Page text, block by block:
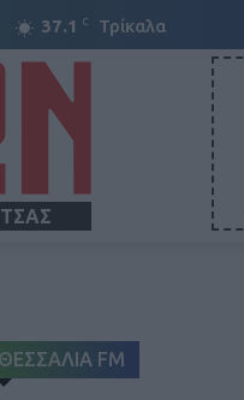
37.1 C Τρίκαλα
ΘΕΣΣΑΛΙΑ FM